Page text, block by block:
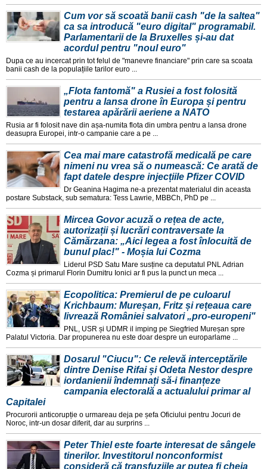
Cum vor să scoată banii cash "de la saltea"
ca sa introducă "euro digital" programabil.
Parlamentarii de la Bruxelles și-au dat
acordul pentru "noul euro"
Dupa ce au incercat prin tot felul de "manevre financiare" prin care sa scoata
banii cash de la populațiile tarilor euro ...
„Flota fantomă" a Rusiei a fost folosită
pentru a lansa drone în Europa și pentru
testarea apărării aeriene a NATO
Rusia ar fi folosit nave din așa-numita flota din umbra pentru a lansa drone
deasupra Europei, intr-o campanie care a pe ...
Cea mai mare catastrofă medicală pe care
nimeni nu vrea să o numească: Ce arată de
fapt datele despre injecțiile Pfizer COVID
Dr Geanina Hagima ne-a prezentat materialul din aceasta
postare Substack, sub sematura: Tess Lawrie, MBBCh, PhD pe ...
Mircea Govor acuză o rețea de acte,
autorizații și lucrări contraversate la
Cămărzana: „Aici legea a fost înlocuită de
bunul plac!" - Moșia lui Cozma
Liderul PSD Satu Mare susține ca deputatul PNL Adrian
Cozma și primarul Florin Dumitru Ionici ar fi pus la punct un meca ...
Ecopolitica: Premierul de pe culoarul
Krichbaum: Mureșan, Fritz și rețeaua care
livrează României salvatori „pro-europeni"
PNL, USR și UDMR il imping pe Siegfried Mureșan spre
Palatul Victoria. Dar propunerea nu este doar despre un europarlame ...
Dosarul "Ciucu": Ce relevă interceptările
dintre Denise Rifai și Odeta Nestor despre
iordanienii îndemnați să-i finanțeze
campania electorală a actualului primar al
Capitalei
Procurorii anticorupție o urmareau deja pe șefa Oficiului pentru Jocuri de
Noroc, intr-un dosar diferit, dar au surprins ...
Peter Thiel este foarte interesat de sângele
tinerilor. Investitorul nonconformist
consideră că transfuziile ar putea fi cheia